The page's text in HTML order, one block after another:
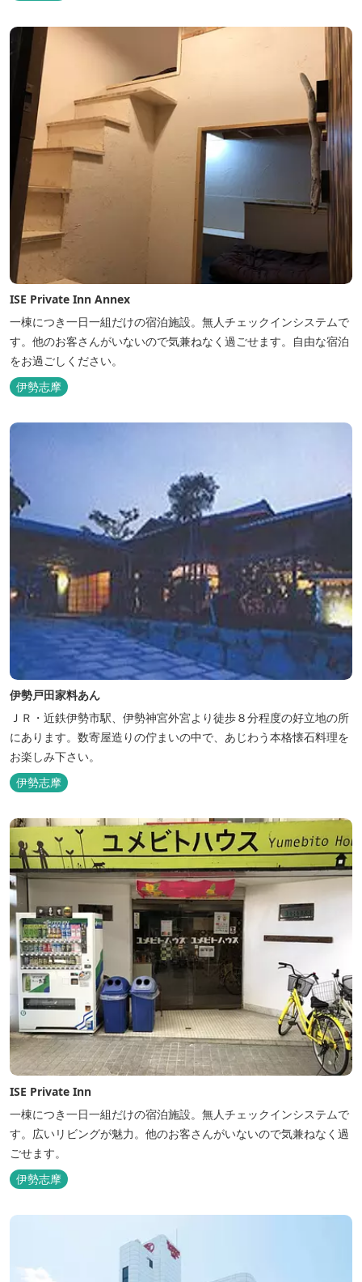
ISE Private Inn Annex
一棟につき一日一組だけの宿泊施設。無人チェックインシステムで
す。他のお客さんがいないので気兼ねなく過ごせます。自由な宿泊
をお過ごしください。
伊勢志摩
伊勢戸田家料あん
ＪＲ・近鉄伊勢市駅、伊勢神宮外宮より徒歩８分程度の好立地の所
にあります。数寄屋造りの佇まいの中で、あじわう本格懐石料理を
お楽しみ下さい。
伊勢志摩
ISE Private Inn
一棟につき一日一組だけの宿泊施設。無人チェックインシステムで
す。広いリビングが魅力。他のお客さんがいないので気兼ねなく過
ごせます。
伊勢志摩